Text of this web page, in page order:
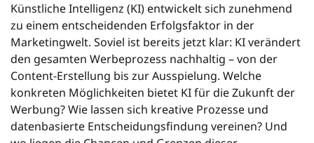
Künstliche Intelligenz (KI) entwickelt sich zunehmend
zu einem entscheidenden Erfolgsfaktor in der
Marketingwelt. Soviel ist bereits jetzt klar: KI verändert
den gesamten Werbeprozess nachhaltig – von der
Content-Erstellung bis zur Ausspielung. Welche
konkreten Möglichkeiten bietet KI für die Zukunft der
Werbung? Wie lassen sich kreative Prozesse und
datenbasierte Entscheidungsfindung vereinen? Und